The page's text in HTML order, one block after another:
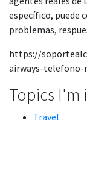
específico, puede
problemas,
https://
airways-telefono-
Topics I'm
Travel